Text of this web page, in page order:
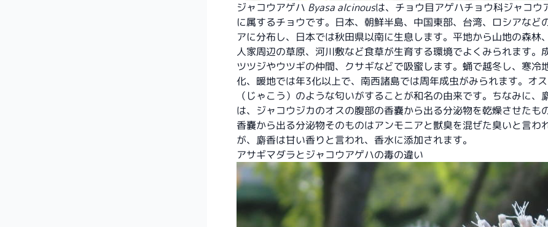
ジャコウアゲハ Byasa alcinousは、チョウ目アゲハチョウ科ジャコウ
に属するチョウです。日本、朝鮮半島、中国東部、台湾、ロシアなど
アに分布し、日本では秋田県以南に生息します。平地から山地の森林、
人家周辺の草原、河川敷など食草が生育する環境でよくみられます。成
ツツジやウツギの仲間、クサギなどで吸蜜します。蛹で越冬し、寒冷
化、暖地では年3化以上で、南西諸島では周年成虫がみられます。オ
（じゃこう）のような匂いがすることが和名の由来です。ちなみに、
は、ジャコウジカのオスの腹部の香嚢から出る分泌物を乾燥させたも
香嚢から出る分泌物そのものはアンモニアと獣臭を混ぜた臭いと言わ
が、麝香は甘い香りと言われ、香水に添加されます。
アサギマダラとジャコウアゲハの毒の違い